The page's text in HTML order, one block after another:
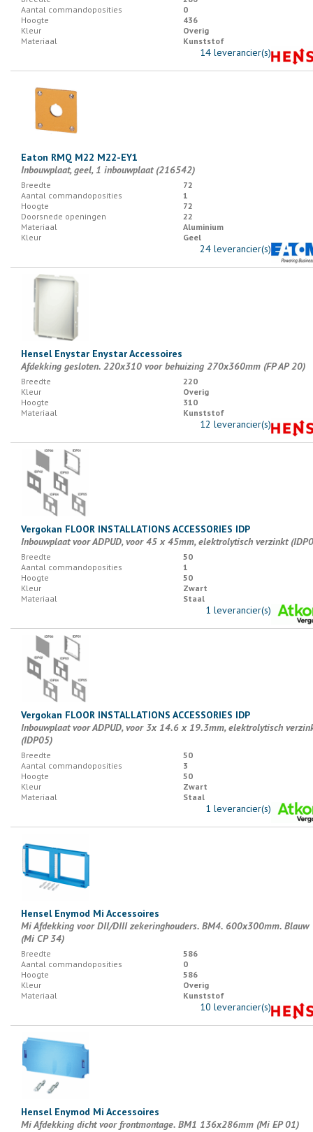
Aantal commandoposities
0
Hoogte
436
Kleur
Overig
Materiaal
Kunststof
14 leverancier(s)
Eaton RMQ M22 M22-EY1
Inbouwplaat, geel, 1 inbouwplaat (216542)
Breedte
72
Aantal commandoposities
1
Hoogte
72
Doorsnede openingen
22
Materiaal
Aluminium
Kleur
Geel
24 leverancier(s)
Hensel Enystar Enystar Accessoires
Afdekking gesloten. 220x310 voor behuizing 270x360mm (FP AP 20)
Breedte
220
Kleur
Overig
Hoogte
310
Materiaal
Kunststof
12 leverancier(s)
Vergokan FLOOR INSTALLATIONS ACCESSORIES IDP
Inbouwplaat voor ADPUD, voor 45 x 45mm, elektrolytisch verzinkt
Breedte
50
Aantal commandoposities
1
Hoogte
50
Kleur
Zwart
Materiaal
Staal
1 leverancier(s)
Vergokan FLOOR INSTALLATIONS ACCESSORIES IDP
Inbouwplaat voor ADPUD, voor 3x 14.6 x 19.3mm, elektrolytisch
(IDP05)
Breedte
50
Aantal commandoposities
3
Hoogte
50
Kleur
Zwart
Materiaal
Staal
1 leverancier(s)
Hensel Enymod Mi Accessoires
Mi Afdekking voor DII/DIII zekeringhouders. BM4. 600x300mm. Blauw
(Mi CP 34)
Breedte
586
Aantal commandoposities
0
Hoogte
586
Kleur
Overig
Materiaal
Kunststof
10 leverancier(s)
Hensel Enymod Mi Accessoires
Mi Afdekking dicht voor frontmontage. BM1 136x286mm (Mi EP 01)